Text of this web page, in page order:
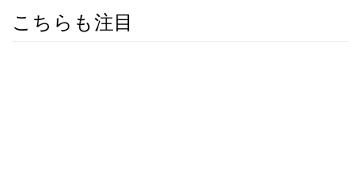
こちらも注目